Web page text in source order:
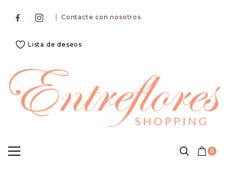
Contacte con nosotros
Lista de deseos
0